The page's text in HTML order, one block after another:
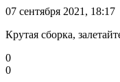
07 сентября 2021, 18:17
Крутая сборка,
0
0